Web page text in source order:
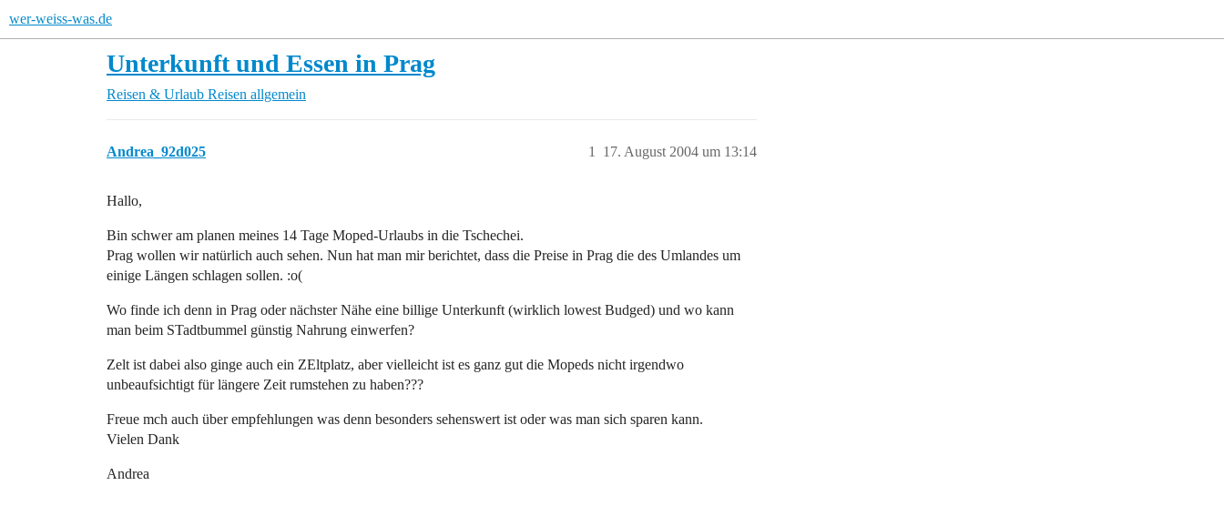
wer-weiss-was.de
Unterkunft und Essen in Prag
Reisen & Urlaub Reisen allgemein
Andrea_92d025 17. August 2004 um 13:14
1
Hallo,
Bin schwer am planen meines 14 Tage Moped-Urlaubs in die Tschechei.
Prag wollen wir natürlich auch sehen. Nun hat man mir berichtet, dass die Preise in Prag die des Umlandes um
einige Längen schlagen sollen. :o(
Wo finde ich denn in Prag oder nächster Nähe eine billige Unterkunft (wirklich lowest Budged) und wo kann
man beim STadtbummel günstig Nahrung einwerfen?
Zelt ist dabei also ginge auch ein ZEltplatz, aber vielleicht ist es ganz gut die Mopeds nicht irgendwo
unbeaufsichtigt für längere Zeit rumstehen zu haben???
Freue mch auch über empfehlungen was denn besonders sehenswert ist oder was man sich sparen kann.
Vielen Dank
Andrea